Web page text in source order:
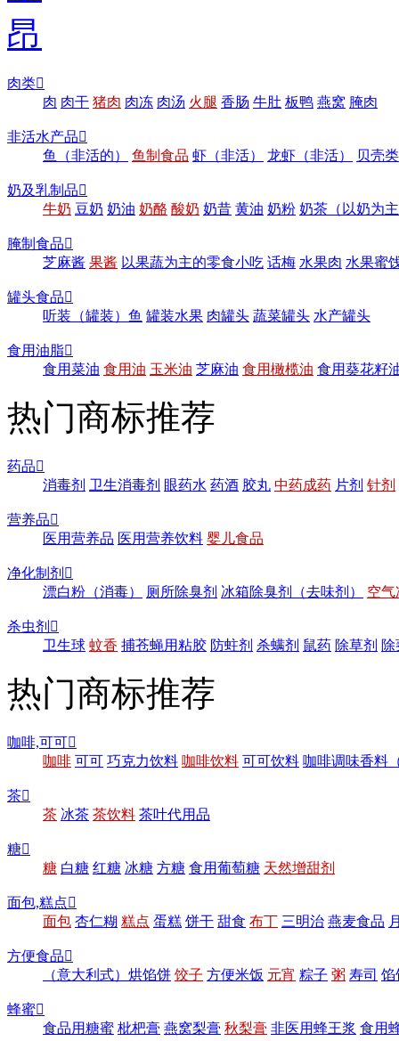
肉类
肉 肉干 猪肉 肉冻 肉汤 火腿 香肠 牛肚 板鸭 燕窝 腌肉
非活水产品
鱼（非活的）
鱼制食品 虾（非活） 龙虾（非活） 贝壳
奶及乳制品
牛奶 豆奶 奶油 奶酪 酸奶 奶昔 黄油 奶粉 奶茶（以奶为
腌制食品
芝麻酱 果酱 以果蔬为主的零食小吃 话梅 水果肉 水果蜜
罐头食品
听装（罐装）鱼 罐装水果 肉罐头 蔬菜罐头 水产罐头
食用油脂
食用菜油 食用油 玉米油 芝麻油 食用橄榄油 食用葵花籽
热门商标推荐
药品
消毒剂 卫生消毒剂 眼药水 药酒 胶丸 中药成药 片剂 针剂
营养品
医用营养品 医用营养饮料 婴儿食品
净化制剂 
漂白粉（消毒）
厕所除臭剂 冰箱除臭剂（去味剂） 空气
杀虫剂 
卫生球 蚊香 捕苍蝇用粘胶 防蛀剂 杀螨剂 鼠药 除草剂
热门商标推荐
咖啡,可可
咖啡 可可 巧克力饮料 咖啡饮料 可可饮料 咖啡调味香料
茶
茶 冰茶 茶饮料 茶叶代用品
糖
糖 白糖 红糖 冰糖 方糖 食用葡萄糖 天然增甜剂
面包,糕点
面包 杏仁糊 糕点 蛋糕 饼干 甜食 布丁 三明治 燕麦食品
方便食品
（意大利式）烘馅饼 饺子 方便米饭 元宵 粽子 粥 寿司 馅
蜂蜜
食品用糖蜜 枇杷膏 燕窝梨膏 秋梨膏 非医用蜂王浆 食用